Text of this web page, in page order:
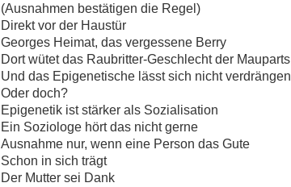
(Ausnahmen bestätigen die Regel)
Direkt vor der Haustür
Georges Heimat, das vergessene Berry
Dort wütet das Raubritter-Geschlecht der Mauparts
Und das Epigenetische lässt sich nicht verdrängen
Oder doch?
Epigenetik ist stärker als Sozialisation
Ein Soziologe hört das nicht gerne
Ausnahme nur, wenn eine Person das Gute
Schon in sich trägt
Der Mutter sei Dank